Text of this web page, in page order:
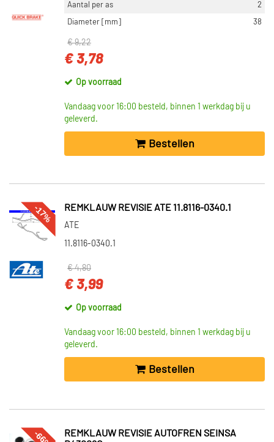
Aantal per as
2
Diameter [mm]
38
€ 9,22
€ 3,78
Op voorraad
Vandaag voor 16:00 besteld, binnen 1 werkdag bij u
geleverd.
Bestellen
-17% REMKLAUW REVISIE ATE 11.8116-0340.1
ATE
11.8116-0340.1
€ 4,80
€ 3,99
Op voorraad
Vandaag voor 16:00 besteld, binnen 1 werkdag bij u
geleverd.
Bestellen
REMKLAUW REVISIE AUTOFREN SEINSA